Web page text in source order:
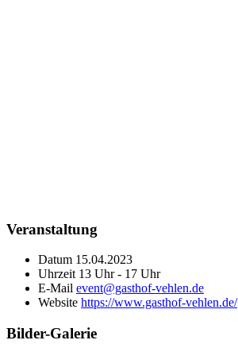
Veranstaltung
Datum 15.04.2023
Uhrzeit 13 Uhr - 17 Uhr
E-Mail event@gasthof-vehlen.de
Website https://www.gasthof-vehlen.de/
Bilder-Galerie